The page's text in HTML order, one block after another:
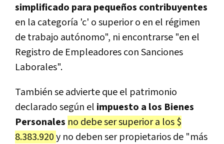
simplificado para pequeños contribuyentes
en la categoría 'c' o superior o en el régimen
de trabajo autónomo", ni encontrarse "en el
Registro de Empleadores con Sanciones
Laborales".
También se advierte que el patrimonio
declarado según el impuesto a los Bienes
Personales no debe ser superior a los $
8.383.920y no deben ser propietarios de "más